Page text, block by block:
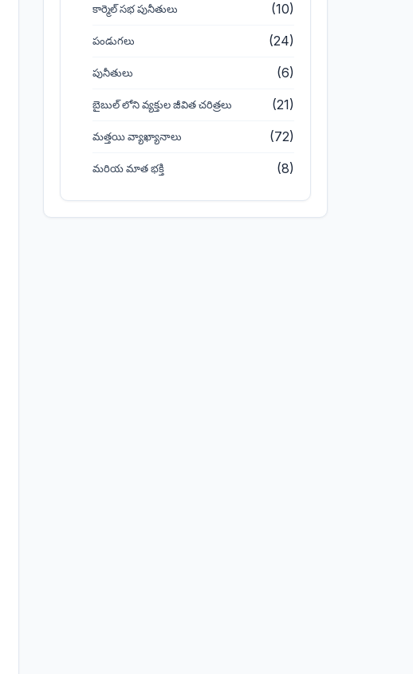
కార్మెల్ సభ పునీతులు (10)
పండుగలు (24)
పునీతులు (6)
బైబుల్ లోని వ్యక్తుల జీవిత చరిత్రలు (21)
మత్తయి వ్యాఖ్యానాలు (72)
మరియ మాత భక్తి (8)